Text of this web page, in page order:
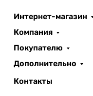
Интернет-магазин
Компания
Покупателю
Дополнительно
Контакты